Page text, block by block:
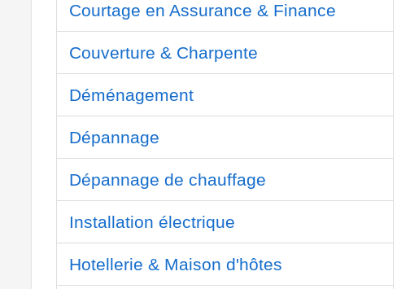
Courtage en Assurance & Finance
Couverture & Charpente
Déménagement
Dépannage
Dépannage de chauffage
Installation électrique
Hotellerie & Maison d'hôtes